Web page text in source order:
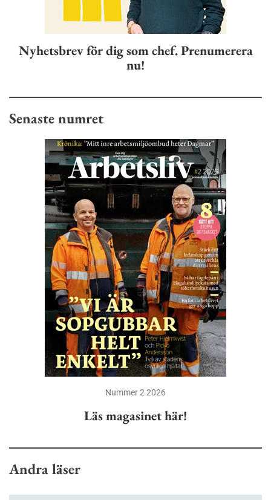
Nyhetsbrev för dig som chef. Prenumerera
nu!
Senaste numret
Nummer 2 2026
Läs magasinet här!
Andra läser